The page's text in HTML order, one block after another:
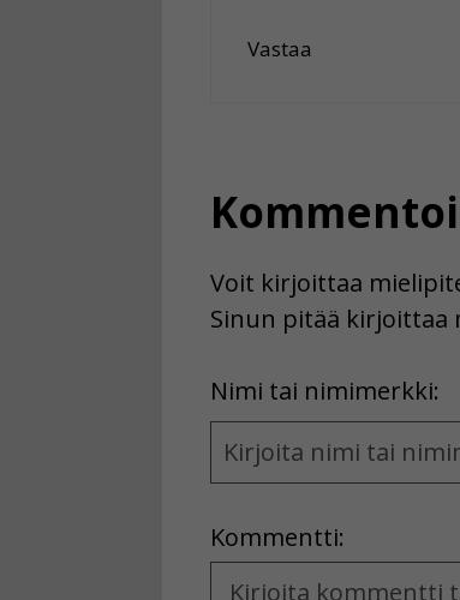
Vastaa
Kommentoi
Voit kirjoittaa
Sinun pitää kirjoittaa
Nimi tai nimimerkki:
Kommentti:
Kommentti